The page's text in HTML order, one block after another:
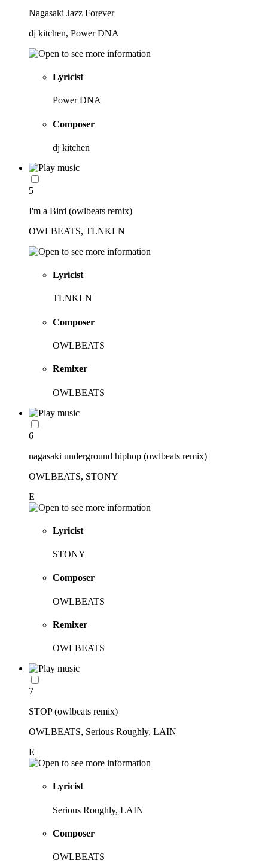
Nagasaki Jazz Forever
dj kitchen, Power DNA
Lyricist
Power DNA
Composer
dj kitchen
5
I'm a Bird (owlbeats remix)
OWLBEATS, TLNKLN
Lyricist
TLNKLN
Composer
OWLBEATS
Remixer
OWLBEATS
6
nagasaki underground hiphop (owlbeats remix)
OWLBEATS, STONY
E
Lyricist
STONY
Composer
OWLBEATS
Remixer
OWLBEATS
7
STOP (owlbeats remix)
OWLBEATS, Serious Roughly, LAIN
E
Lyricist
Serious Roughly, LAIN
Composer
OWLBEATS